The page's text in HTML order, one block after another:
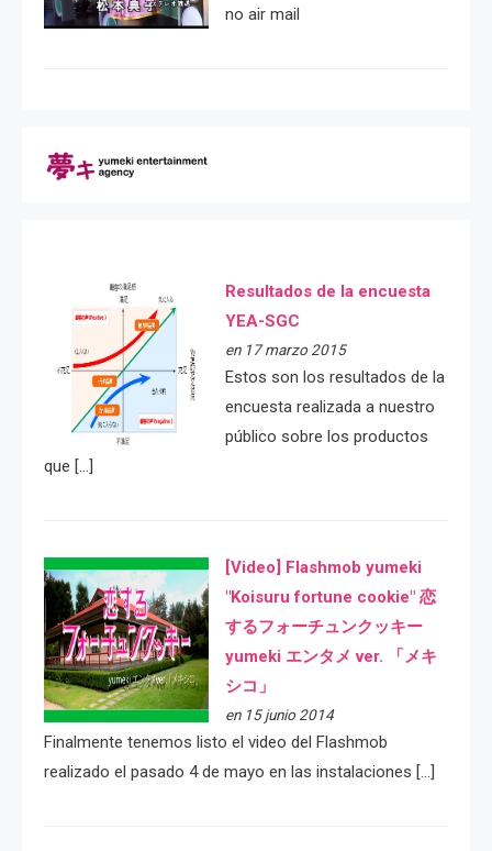
no air mail
Resultados de la encuesta
YEA-SGC
en 17 marzo 2015
Estos son los resultados de la
encuesta realizada a nuestro
público sobre los productos
que […]
[Video] Flashmob yumeki
"Koisuru fortune cookie" 恋
するフォーチュンクッキー
yumeki エンタメ ver. 「メキ
シコ」
en 15 junio 2014
Finalmente tenemos listo el video del Flashmob
realizado el pasado 4 de mayo en las instalaciones […]